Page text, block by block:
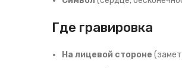
Где гравировка
На лицевой стороне